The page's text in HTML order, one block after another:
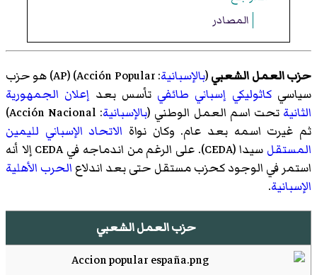
المصادر
حزب العمل الشعبي(بالإسبانية:
Acción Popular
)‏ (AP) هو حزب
سياسيكاثوليكي إسباني طائفي تأسس بعد إعلان الجمهورية
الثانية تحت اسم العمل الوطني (بالإسبانية:
Acción Nacional
)‏
ثم غيرت اسمه بعد عام. وكان نواة الاتحاد الإسباني لليمين
المستقل
سيدا (CEDA). على الرغم من اندماجه في CEDA إلا أنه
استمر في الوجود كحزب مستقل حتى بعد اندلاع الحرب الأهلية
الإسبانية.
حزب العمل الشعبي